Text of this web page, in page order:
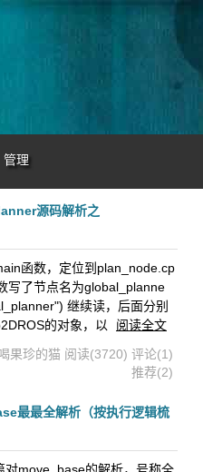
管理
源码解析之
函数，定位到plan_node.cp
写了节点名为global_planne
继续读，后面分别
的对象，以
阅读全文
果珍的猫 阅读(3720) 评论(1)
推荐(2)
最最全解析（按执行逻辑梳